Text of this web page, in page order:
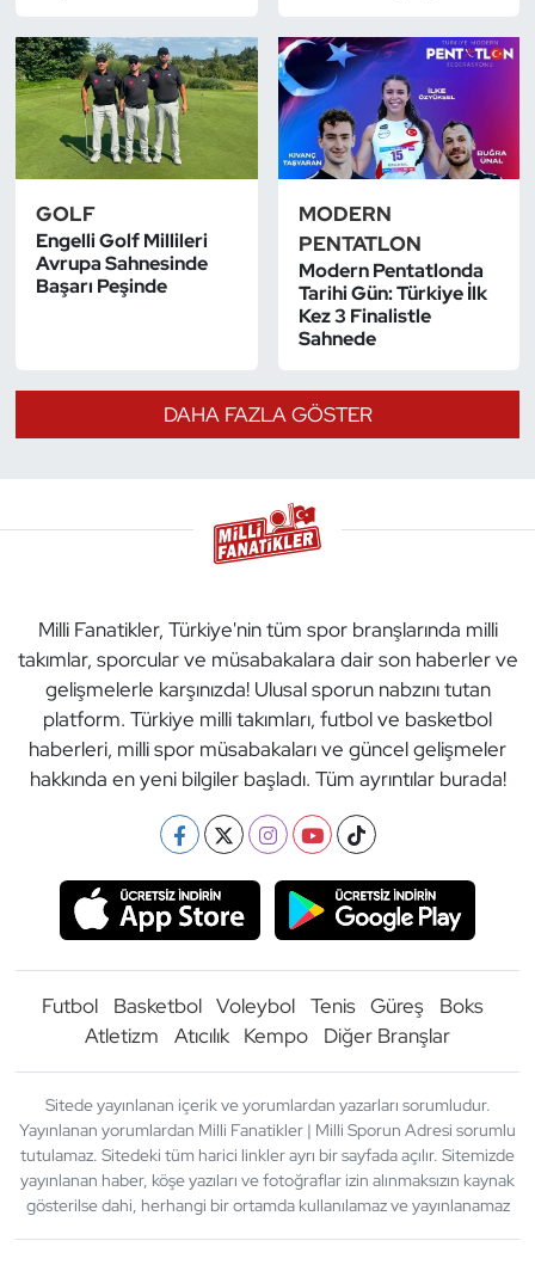
GOLF
Engelli Golf Millileri
Avrupa Sahnesinde
Başarı Peşinde
MODERN
PENTATLON
Modern Pentatlonda
Tarihi Gün: Türkiye İlk
Kez 3 Finalistle
Sahnede
DAHA FAZLA GÖSTER
Milli Fanatikler, Türkiye'nin tüm spor branşlarında milli
takımlar, sporcular ve müsabakalara dair son haberler ve
gelişmelerle karşınızda! Ulusal sporun nabzını tutan
platform. Türkiye milli takımları, futbol ve basketbol
haberleri, milli spor müsabakaları ve güncel gelişmeler
hakkında en yeni bilgiler başladı. Tüm ayrıntılar burada!
Futbol Basketbol Voleybol Tenis Güreş
Boks
Atletizm
Atıcılık Kempo Diğer Branşlar
Sitede yayınlanan içerik ve yorumlardan yazarları sorumludur.
Yayınlanan yorumlardan Milli Fanatikler | Milli Sporun Adresi sorumlu
tutulamaz. Sitedeki tüm harici linkler ayrı bir sayfada açılır. Sitemizde
yayınlanan haber, köşe yazıları ve fotoğraflar izin alınmaksızın kaynak
gösterilse dahi, herhangi bir ortamda kullanılamaz ve yayınlanamaz
Kano ve Rafting
Karate
Kayak
Kempo
Kick Boks
Masa Tenisi
Okçuluk
Optimist
Oryantiring
Özel Sporcular
Paralimpik
Ragbi
Satranç
Su Topu
Sualtı Sporları
Tekvando